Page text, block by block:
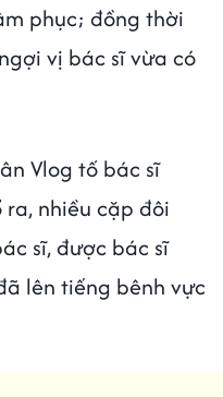
phục; đồng thời
vị bác sĩ vừa có
Vlog tố bác sĩ
nhiều cặp đôi
sĩ, được bác sĩ
lên tiếng bênh vực